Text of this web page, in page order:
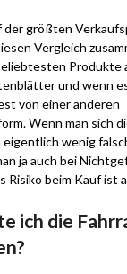
der größten
Vergleich
Produkte
und wenn
von einer anderen
Wenn man sich
eigentlich wenig
ja auch bei
Risiko beim Kauf ist
ich die